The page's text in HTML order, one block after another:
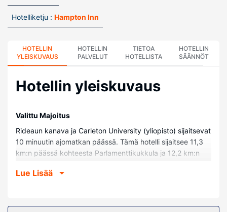
Hotelliketju : Hampton Inn
HOTELLIN
YLEISKUVAUS
HOTELLIN
PALVELUT
TIETOA
HOTELLISTA
HOTELLIN
SÄÄNNÖT
Hotellin yleiskuvaus
Valittu Majoitus
Rideaun kanava ja Carleton University (yliopisto) sijaitsevat
10 minuutin ajomatkan päässä. Tämä hotelli sijaitsee 11,3
km:n päässä kohteesta Parlamenttikukkula ja 12,2 km:n
Huoneet
televisio. Mukavuuksiin kuuluu korkealuokkaiset TV-
Lue Lisää